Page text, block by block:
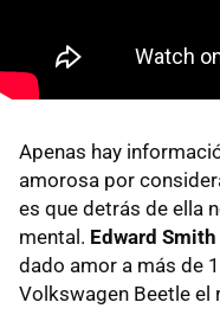
Apenas hay
amorosa por
es que detrás de ella
mental. Edward Smith
dado amor a más de
Volkswagen Beetle el